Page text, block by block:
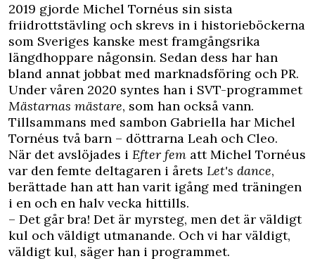
2019 gjorde Michel Tornéus sin sista
friidrottstävling och skrevs in i historieböckerna
som Sveriges kanske mest framgångsrika
längdhoppare någonsin. Sedan dess har han
bland annat jobbat med marknadsföring och PR.
Under våren 2020 syntes han i SVT-programmet
Mästarnas mästare, som han också vann.
Tillsammans med sambon Gabriella har Michel
Tornéus två barn – döttrarna Leah och Cleo.
När det avslöjades i Efter fem att Michel Tornéus
var den femte deltagaren i årets Let's dance,
berättade han att han varit igång med träningen
i en och en halv vecka hittills.
– Det går bra! Det är myrsteg, men det är väldigt
kul och väldigt utmanande. Och vi har väldigt,
väldigt kul, säger han i programmet.